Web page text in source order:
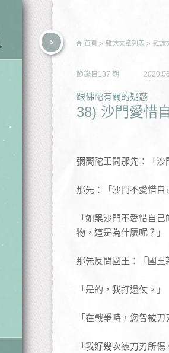
首頁 雜誌文章列表 雜誌
節錄自 137 期
跟佛陀有關的疑惑
38) 沙門愛惜
彌蘭陀王問那先：「
那先：「沙門不愛惜自
「如果沙門不愛惜自
物，這是為什麼呢？」
那先反問國王：「國
「是的，我打過仗。」
「在戰爭時，您曾被
「我好幾次被刀刃所傷